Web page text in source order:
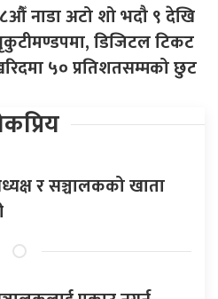
नाडा अटो शो भदौ ९ देखि
डिजिटल टिकट
५० प्रतिशतसम्मको छुट
र सञ्चालकको खाता